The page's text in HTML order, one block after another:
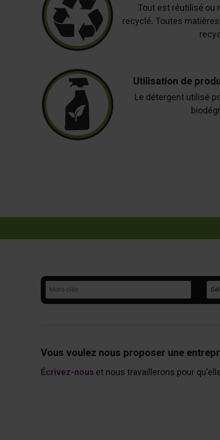
Tout est réutilisé ou
recyclé. Toutes
Utilisation de
Le détergent utilisé
Vous voulez nous proposer une
Écrivez-nouset nous travaillerons pour